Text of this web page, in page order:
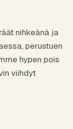
nihkeänä ja
perustuen
hypen pois
viihdyt